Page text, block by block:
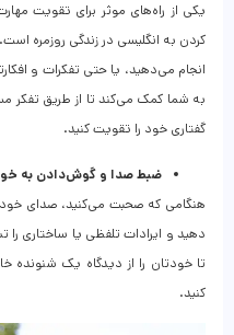
یکی از راه‌های موثر برای تقویت
کردن به انگلیسی در زندگی روزمره
انجام می‌دهید، یا حتی تفکرات و
به شما کمک می‌کند تا از طریق تفکر
گفتاری خود را تقویت کنید.
ضبط صدا و گوش‌دادن به
هنگامی که صحبت می‌کنید، صدای
دهید و ایرادات تلفظی یا ساختاری
تا خودتان را از دیدگاه یک شنونده
کنید.